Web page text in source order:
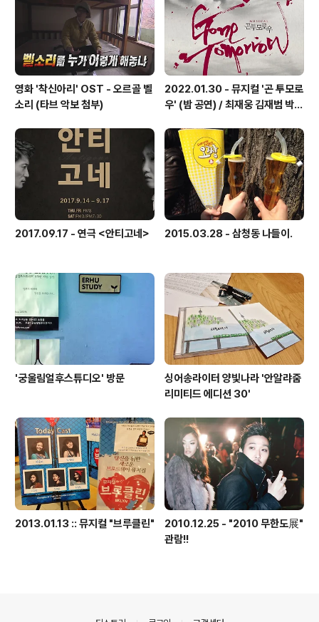
영화 '착신아리' OST - 오르골 벨
소리 (타브 악보 첨부)
2022.01.30 - 뮤지컬 '곤 투모로
우' (밤 공연) / 최재웅 김재범 박영
2017.09.17 - 연극 <안티고네> 2015.03.28 - 삼청동 나들이.
'궁울림얼후스튜디오' 방문
싱어송라이터 양빛나라 '안알랴줌
리미티드 에디션 30'
2013.01.13 :: 뮤지컬 "브루클린"
2010.12.25 - "2010 무한도展"
관람!!